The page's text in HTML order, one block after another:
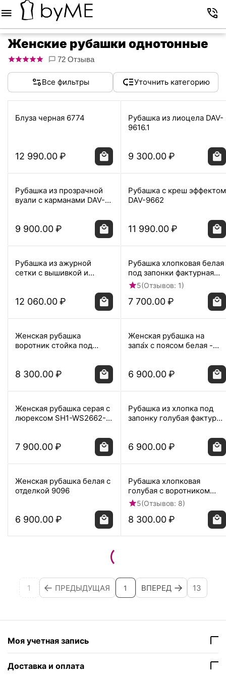
Женские рубашки однотонные
72 Отзыва
Все фильтры Уточнить категорию
Блуза черная 6774
12 990.00₽
Рубашка из лиоцела DAV-
9616.1
9 300.00₽
Рубашка из прозрачной
вуали с карманами DAV-
9 900.00₽
Рубашка с креш эффектом
DAV-9662
11 990.00₽
Рубашка из ажурной
сетки с вышивкой и
12 060.00₽
Рубашка хлопковая белая
под запонки фактурная
8944
5(Отзывов: 1)
7 700.00₽
Женская рубашка
воротник стойка под
8 300.00₽
Женская рубашка на
запа́х с поясом белая -
6 900.00₽
Женская рубашка серая с
люрексом SH1-WS2662-
7 900.00₽
Рубашка из хлопка под
запонку голубая фактура
6 900.00₽
Женская рубашка белая с
отделкой 9096
6 900.00₽
Рубашка хлопковая
голубая с воротником
стойкой и манжетой под
запонки 8871
5(Отзывов: 8)
8 300.00₽
1 ПРЕДЫДУЩАЯ 1 ВПЕРЕД 13
Моя учетная запись
Доставка и оплата
Меню Корзина Контакты